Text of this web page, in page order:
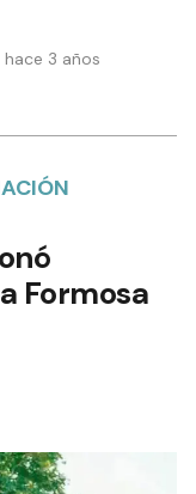
3 años
Formosa